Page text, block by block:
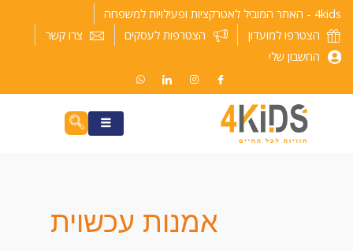
דילוג
לתוכן
4kids - האתר המוביל לאטרקציות ופעילויות למשפחה
הצטרפו למועדון
הצטרפות לעסקים
צרו קשר
החשבון שלי
אמנות עכשוית